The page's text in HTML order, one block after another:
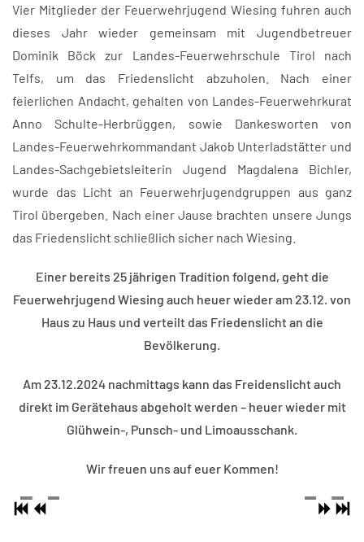
Vier Mitglieder der Feuerwehrjugend Wiesing fuhren auch
dieses Jahr wieder gemeinsam mit Jugendbetreuer
Dominik Böck zur Landes-Feuerwehrschule Tirol nach
Telfs, um das Friedenslicht abzuholen. Nach einer
feierlichen Andacht, gehalten von Landes-Feuerwehrkurat
Anno Schulte-Herbrüggen, sowie Dankesworten von
Landes-Feuerwehrkommandant Jakob Unterladstätter und
Landes-Sachgebietsleiterin Jugend Magdalena Bichler,
wurde das Licht an Feuerwehrjugendgruppen aus ganz
Tirol übergeben. Nach einer Jause brachten unsere Jungs
das Friedenslicht schließlich sicher nach Wiesing.
Einer bereits 25 jährigen Tradition folgend, geht die
Feuerwehrjugend Wiesing auch heuer wieder am 23.12. von
Haus zu Haus und verteilt das Friedenslicht an die
Bevölkerung.
Am 23.12.2024 nachmittags kann das Freidenslicht auch
direkt im Gerätehaus abgeholt werden – heuer wieder mit
Glühwein-, Punsch- und Limoausschank.
Wir freuen uns auf euer Kommen!